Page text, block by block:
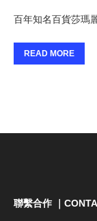
百年知名百貨莎瑪
READ MORE
聯繫合作 ｜